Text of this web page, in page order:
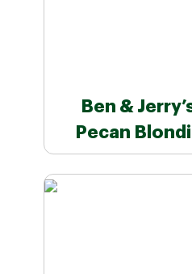
Ben &
Pecan